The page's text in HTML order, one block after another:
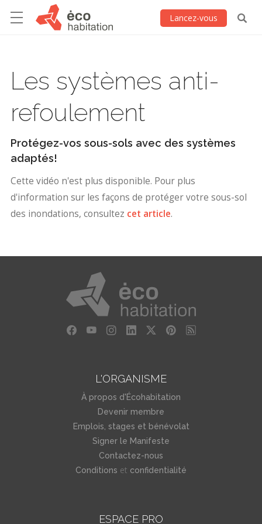
Lancez-vous
Les systèmes anti-
refoulement
Protégez-vos sous-sols avec des systèmes
adaptés!
Cette vidéo n'est plus disponible. Pour plus
d'information sur les façons de protéger votre sous-sol
des inondations, consultez cet article.
L'ORGANISME
À propos d'Écohabitation
Devenir membre
Emplois, stages et bénévolat
Signer le Manifeste
Contactez-nous
Conditions et confidentialité
ESPACE PRO